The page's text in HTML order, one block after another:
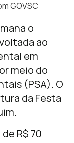
GOVSC
o
ao
em
meio do
(PSA). O
da Festa
R$ 70